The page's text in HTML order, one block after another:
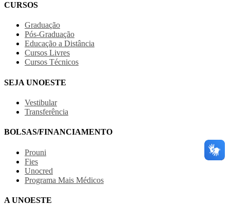
CURSOS
Graduação
Pós-Graduação
Educação a Distância
Cursos Livres
Cursos Técnicos
SEJA UNOESTE
Vestibular
Transferência
BOLSAS/FINANCIAMENTO
Prouni
Fies
Unocred
Programa Mais Médicos
A UNOESTE